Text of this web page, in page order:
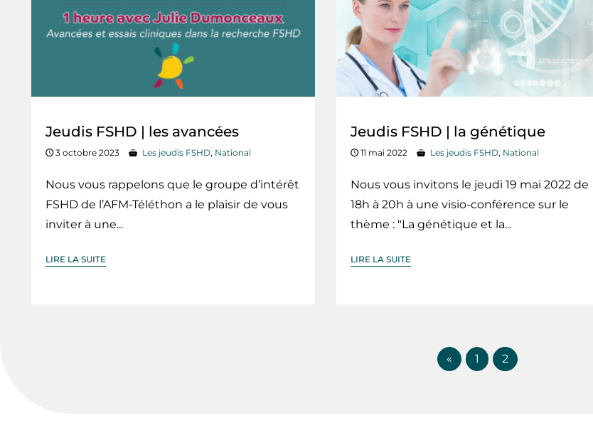
Jeudis FSHD | les avancées
3 octobre 2023 Les jeudis FSHD, National
Nous vous rappelons que le groupe d’intérêt
FSHD de l’AFM-Téléthon a le plaisir de vous
inviter à une...
LIRE LA SUITE
Jeudis FSHD | la génétique
11 mai 2022 Les jeudis FSHD, National
Nous vous invitons le jeudi 19 mai 2022 de
18h à 20h à une visio-conférence sur le
thème : "La génétique et la...
LIRE LA SUITE
« 1 2